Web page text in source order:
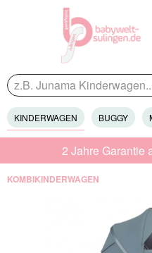
KINDERWAGEN BUGGY
2 Jahre Garantie
KOMBIKINDERWAGEN